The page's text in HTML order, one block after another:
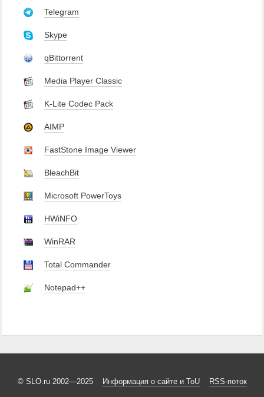
Telegram
Skype
qBittorrent
Media Player Classic
K-Lite Codec Pack
AIMP
FastStone Image Viewer
BleachBit
Microsoft PowerToys
HWiNFO
WinRAR
Total Commander
Notepad++
© SLO.ru 2002—2025 Информация о сайте и ToU RSS-поток